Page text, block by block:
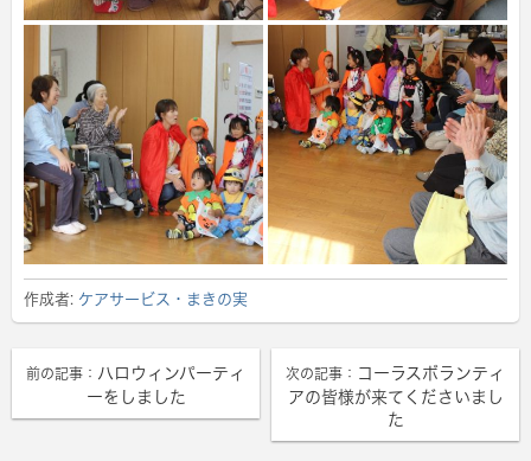
作成者: ケアサービス・まきの実
前の記事： ハロウィンパーティ
ーをしました
次の記事： コーラスボランティ
アの皆様が来てくださいまし
た